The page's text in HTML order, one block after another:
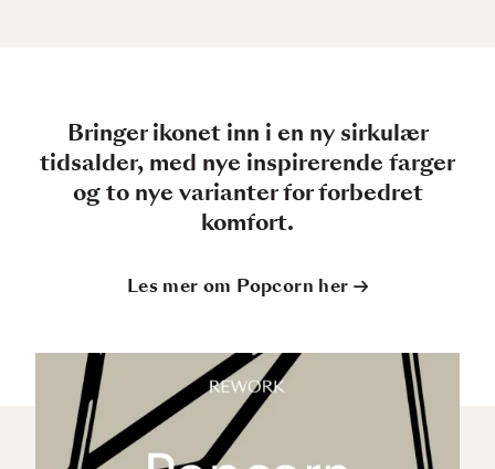
Bringer ikonet inn i en ny sirkulær
tidsalder, med nye inspirerende farger
og to nye varianter for forbedret
komfort.
Les mer om Popcorn her